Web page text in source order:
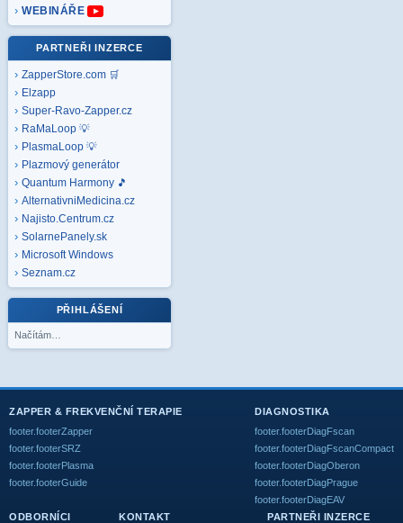
WEBINÁŘE
PARTNEŘI INZERCE
ZapperStore.com 🛒
Elzapp
Super-Ravo-Zapper.cz
RaMaLoop 💡
PlasmaLoop 💡
Plazmový generátor
Quantum Harmony 🎵
AlternativniMedicina.cz
Najisto.Centrum.cz
SolarnePanely.sk
Microsoft Windows
Seznam.cz
PŘIHLÁŠENÍ
Načítám…
ZAPPER & FREKVENČNÍ TERAPIE
footer.footerZapper
footer.footerSRZ
footer.footerPlasma
footer.footerGuide
DIAGNOSTIKA
footer.footerDiagFscan
footer.footerDiagFscanCompact
footer.footerDiagOberon
footer.footerDiagPrague
footer.footerDiagEAV
ODBORNÍCI
KONTAKT PARTNEŘI INZERCE